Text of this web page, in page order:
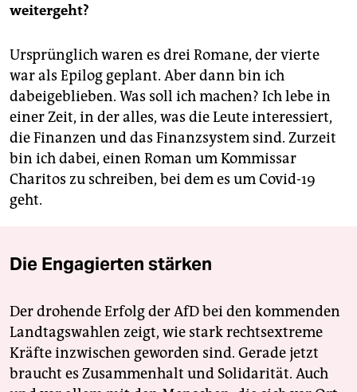
weitergeht?
Ursprünglich waren es drei Romane, der vierte
war als Epilog geplant. Aber dann bin ich
dabeigeblieben. Was soll ich machen? Ich lebe in
einer Zeit, in der alles, was die Leute interessiert,
die Finanzen und das Finanzsystem sind. Zurzeit
bin ich dabei, einen Roman um Kommissar
Charitos zu schreiben, bei dem es um Covid-19
geht.
Die Engagierten stärken
Der drohende Erfolg der AfD bei den kommenden
Landtagswahlen zeigt, wie stark rechtsextreme
Kräfte inzwischen geworden sind. Gerade jetzt
braucht es Zusammenhalt und Solidarität. Auch